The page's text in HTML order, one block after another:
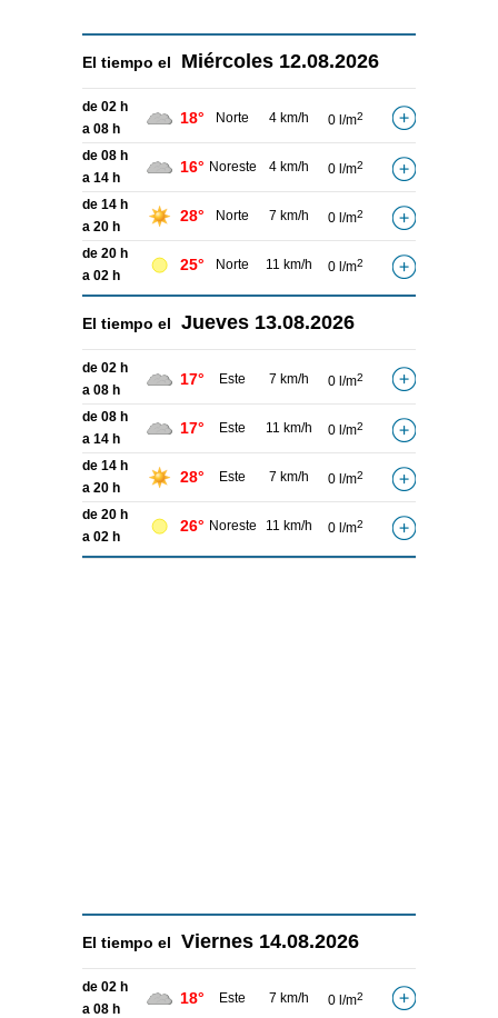
El tiempo el Miércoles 12.08.2026
de 02 h
a 08 h
18° Norte 4 km/h 0 l/m2
de 08 h
a 14 h
16° Noreste 4 km/h 0 l/m2
de 14 h
a 20 h
28° Norte 7 km/h 0 l/m2
de 20 h
a 02 h
25° Norte 11 km/h 0 l/m2
El tiempo el Jueves 13.08.2026
de 02 h
a 08 h
17° Este 7 km/h 0 l/m2
de 08 h
a 14 h
17° Este 11 km/h 0 l/m2
de 14 h
a 20 h
28° Este 7 km/h 0 l/m2
de 20 h
a 02 h
26° Noreste 11 km/h 0 l/m2
El tiempo el Viernes 14.08.2026
de 02 h
a 08 h
18° Este 7 km/h 0 l/m2